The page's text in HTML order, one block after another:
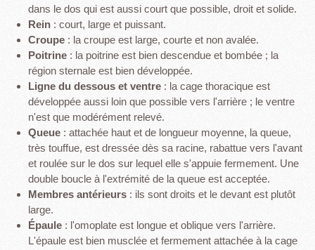
dans le dos qui est aussi court que possible, droit et solide.
Rein : court, large et puissant.
Croupe : la croupe est large, courte et non avalée.
Poitrine : la poitrine est bien descendue et bombée ; la
région sternale est bien développée.
Ligne du dessous et ventre : la cage thoracique est
développée aussi loin que possible vers l'arrière ; le ventre
n'est que modérément relevé.
Queue : attachée haut et de longueur moyenne, la queue,
très touffue, est dressée dès sa racine, rabattue vers l'avant
et roulée sur le dos sur lequel elle s'appuie fermement. Une
double boucle à l'extrémité de la queue est acceptée.
Membres antérieurs : ils sont droits et le devant est plutôt
large.
Épaule : l'omoplate est longue et oblique vers l'arrière.
L'épaule est bien musclée et fermement attachée à la cage